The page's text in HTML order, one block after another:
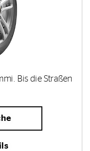
Bis die Straßen